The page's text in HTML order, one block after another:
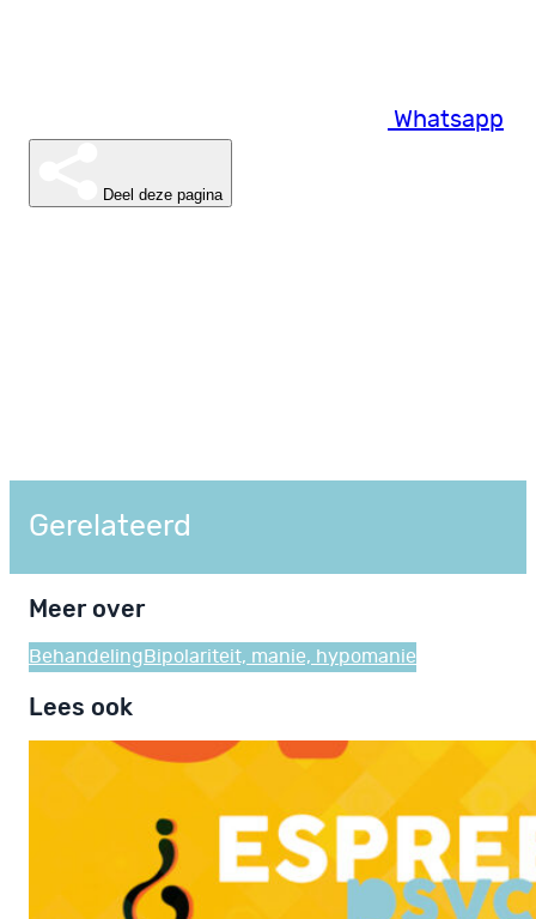
Whatsapp
Deel deze pagina
Gerelateerd
Meer over
Behandeling Bipolariteit, manie, hypomanie
Lees ook